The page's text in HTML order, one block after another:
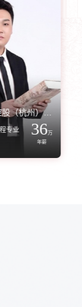
吉利汽车控股（杭州）有限公司
专业
36万
年薪
技大学
及其自动化专业
烟台市公安局交通管理支队
专业